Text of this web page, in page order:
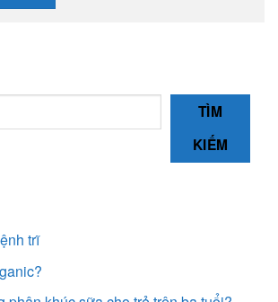
TÌM
KIẾM
trĩ